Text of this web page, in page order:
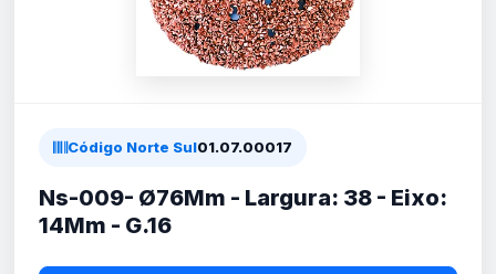
Código Norte Sul01.07.00017
Ns-009- Ø76Mm - Largura: 38 - Eixo:
14Mm - G.16